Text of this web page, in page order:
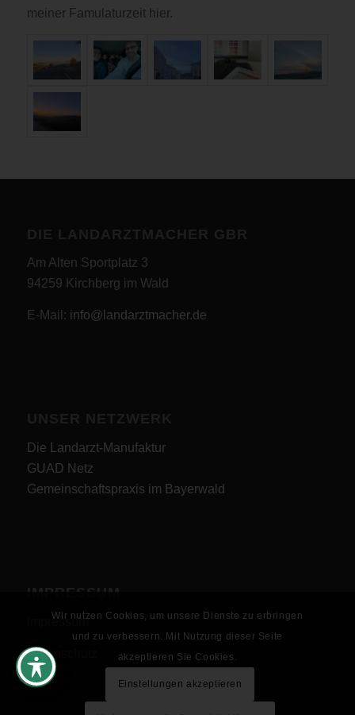
meiner Famulaturzeit hier.
Am Alten Sportplatz 3
94259 Kirchberg im Wald
E-Mail: info@landarztmacher.de
Die Landarzt-Manufaktur
GUAD Netz
Gemeinschaftspraxis im Bayerwald
IMPRESSUM
Impressum
Datenschutz
Wir nutzen Cookies, um unsere Dienste zu erbringen
und zu verbessern. Mit Nutzung dieser Seite
akzeptieren Sie Cookies.
Einstellungen akzeptieren